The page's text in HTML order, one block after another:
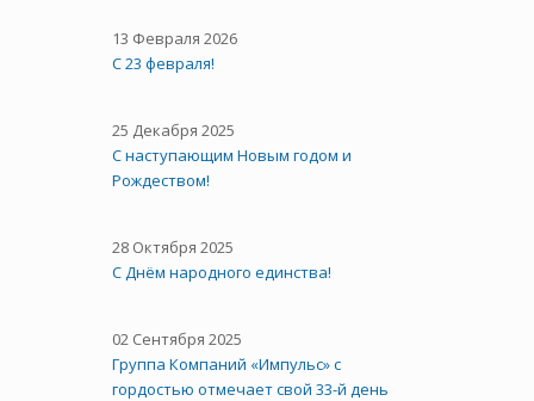
13 Февраля 2026
С 23 февраля!
25 Декабря 2025
С наступающим Новым годом и
Рождеством!
28 Октября 2025
C Днём народного единства!
02 Сентября 2025
Группа Компаний «Импульс» с
гордостью отмечает свой 33-й день